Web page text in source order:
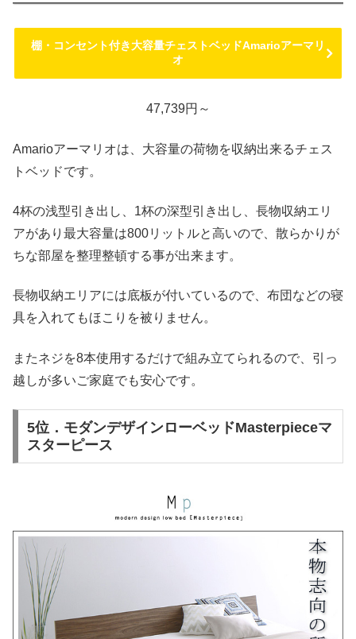
棚・コンセント付き大容量チェストベッドAmarioアーマリ
オ
47,739円～
Amarioアーマリオは、大容量の荷物を収納出来るチェス
トベッドです。
4杯の浅型引き出し、1杯の深型引き出し、長物収納エリ
アがあり最大容量は800リットルと高いので、散らかりが
ちな部屋を整理整頓する事が出来ます。
長物収納エリアには底板が付いているので、布団などの寝
具を入れてもほこりを被りません。
またネジを8本使用するだけで組み立てられるので、引っ
越しが多いご家庭でも安心です。
5位．モダンデザインローベッドMasterpieceマ
スターピース